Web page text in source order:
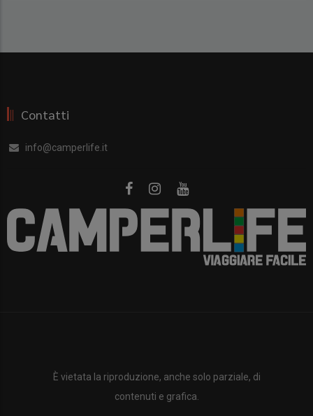
Contatti
info@camperlife.it
È vietata la riproduzione, anche solo parziale, di
contenuti e grafica.